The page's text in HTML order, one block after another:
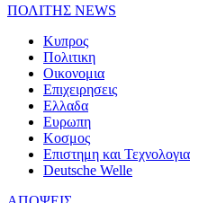
ΠΟΛΙΤΗΣ NEWS
Κυπρος
Πολιτικη
Οικονομια
Επιχειρησεις
Ελλαδα
Ευρωπη
Κοσμος
Επιστημη και Τεχνολογια
Deutsche Welle